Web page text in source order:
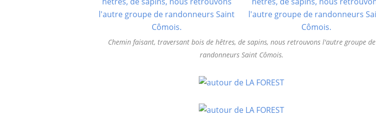
Chemin faisant, traversant bois de hêtres, de sapins, nous retrouvons l'autre groupe de
randonneurs Saint Cômois.